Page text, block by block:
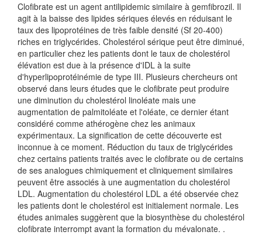
Clofibrate est un agent antilipidemic similaire à gemfibrozil. Il
agit à la baisse des lipides sériques élevés en réduisant le
taux des lipoprotéines de très faible densité (Sf 20-400)
riches en triglycérides. Cholestérol sérique peut être diminué,
en particulier chez les patients dont le taux de cholestérol
élévation est due à la présence d'IDL à la suite
d'hyperlipoprotéinémie de type III. Plusieurs chercheurs ont
observé dans leurs études que le clofibrate peut produire
une diminution du cholestérol linoléate mais une
augmentation de palmitoléate et l'oléate, ce dernier étant
considéré comme athérogène chez les animaux
expérimentaux. La signification de cette découverte est
inconnue à ce moment. Réduction du taux de triglycérides
chez certains patients traités avec le clofibrate ou de certains
de ses analogues chimiquement et cliniquement similaires
peuvent être associés à une augmentation du cholestérol
LDL. Augmentation du cholestérol LDL a été observée chez
les patients dont le cholestérol est initialement normale. Les
études animales suggèrent que la biosynthèse du cholestérol
clofibrate interrompt avant la formation du mévalonate. .